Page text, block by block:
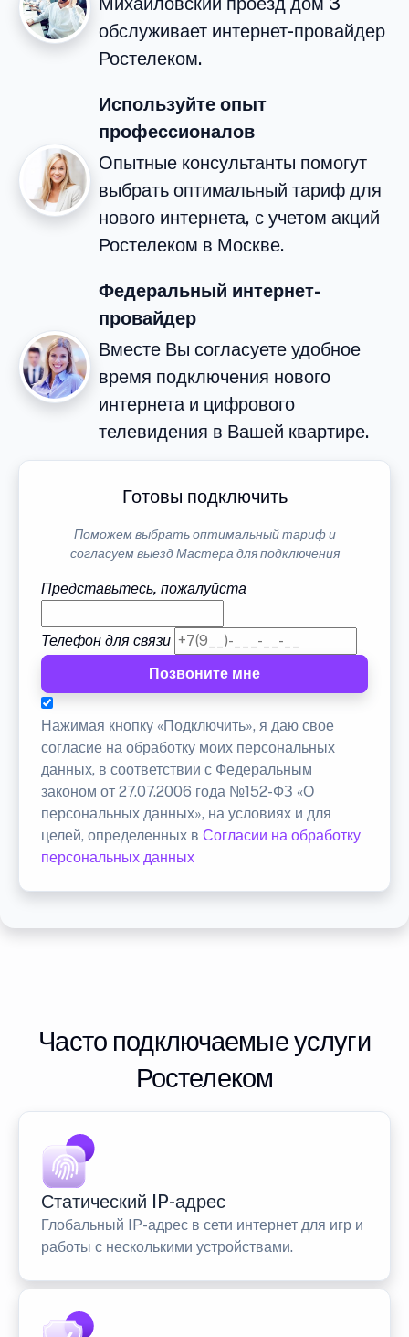
обслуживает интернет-провайдер
Ростелеком.
Используйте опыт
профессионалов
Опытные консультанты помогут
выбрать оптимальный тариф для
нового интернета, с учетом акций
Ростелеком в Москве.
Федеральный интернет-
провайдер
Вместе Вы согласуете удобное
время подключения нового
интернета и цифрового
телевидения в Вашей квартире.
Готовы подключить
Поможем выбрать оптимальный тариф и
согласуем выезд Мастера для подключения
Представьтесь, пожалуйста
Телефон для связи
Позвоните мне
Нажимая кнопку «Подключить», я даю свое
согласие на обработку моих персональных
данных, в соответствии с Федеральным
законом от 27.07.2006 года №152-ФЗ «О
персональных данных», на условиях и для
целей, определенных в Согласии на обработку
персональных данных
Часто подключаемые услуги
Ростелеком
Статический IP-адрес
Глобальный IP-адрес в сети интернет для игр и
работы с несколькими устройствами.